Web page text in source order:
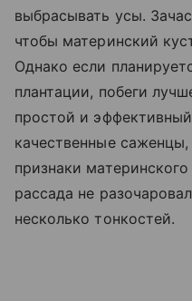
выбрасывать усы.
чтобы материнский
Однако если
плантации, побеги
простой и
качественные
признаки
рассада не
несколько тонкостей.